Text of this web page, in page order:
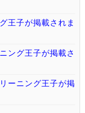
王子が掲載されま
ング王子が掲載さ
ーニング王子が掲